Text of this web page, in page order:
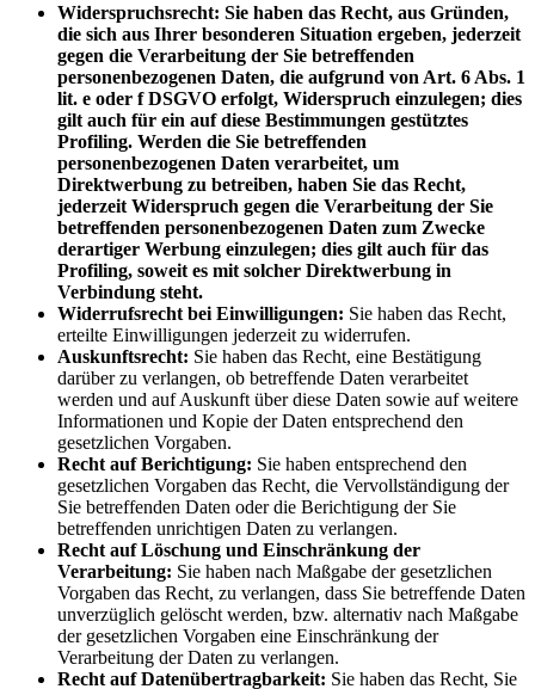
Widerspruchsrecht: Sie haben das Recht, aus Gründen,
die sich aus Ihrer besonderen Situation ergeben, jederzeit
gegen die Verarbeitung der Sie betreffenden
personenbezogenen Daten, die aufgrund von Art. 6 Abs. 1
lit. e oder f DSGVO erfolgt, Widerspruch einzulegen; dies
gilt auch für ein auf diese Bestimmungen gestütztes
Profiling. Werden die Sie betreffenden
personenbezogenen Daten verarbeitet, um
Direktwerbung zu betreiben, haben Sie das Recht,
jederzeit Widerspruch gegen die Verarbeitung der Sie
betreffenden personenbezogenen Daten zum Zwecke
derartiger Werbung einzulegen; dies gilt auch für das
Profiling, soweit es mit solcher Direktwerbung in
Verbindung steht.
Widerrufsrecht bei Einwilligungen: Sie haben das Recht,
erteilte Einwilligungen jederzeit zu widerrufen.
Auskunftsrecht: Sie haben das Recht, eine Bestätigung
darüber zu verlangen, ob betreffende Daten verarbeitet
werden und auf Auskunft über diese Daten sowie auf weitere
Informationen und Kopie der Daten entsprechend den
gesetzlichen Vorgaben.
Recht auf Berichtigung: Sie haben entsprechend den
gesetzlichen Vorgaben das Recht, die Vervollständigung der
Sie betreffenden Daten oder die Berichtigung der Sie
betreffenden unrichtigen Daten zu verlangen.
Recht auf Löschung und Einschränkung der
Verarbeitung: Sie haben nach Maßgabe der gesetzlichen
Vorgaben das Recht, zu verlangen, dass Sie betreffende Daten
unverzüglich gelöscht werden, bzw. alternativ nach Maßgabe
der gesetzlichen Vorgaben eine Einschränkung der
Verarbeitung der Daten zu verlangen.
Recht auf Datenübertragbarkeit: Sie haben das Recht, Sie